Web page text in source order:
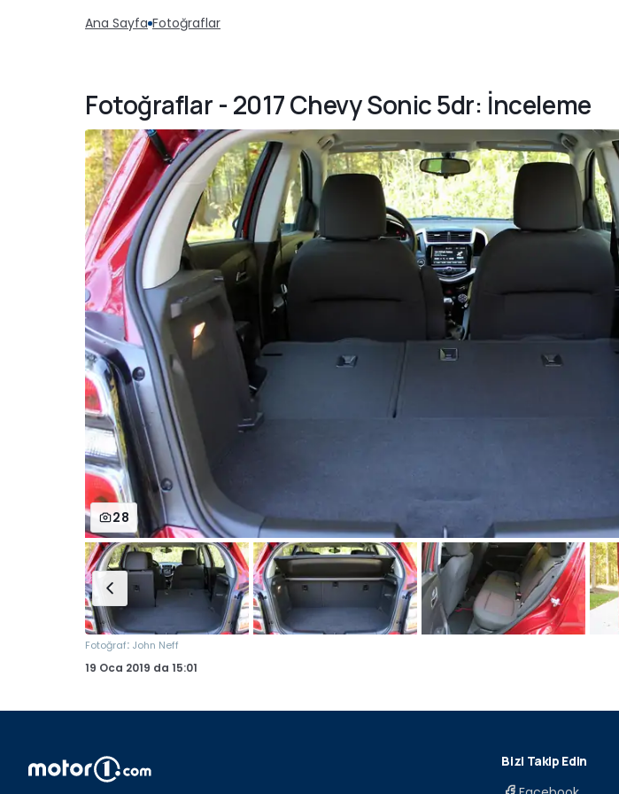
Ana Sayfa Fotoğraflar
Fotoğraflar - 2017 Chevy Sonic 5dr: İnceleme
28
Fotoğraf: John Neff
19 Oca 2019 da 15:01
Bizi Takip Edin